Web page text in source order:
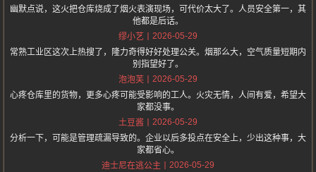
幽默点说，这火把仓库烧成了烟火表演现场，可代价太大了。人员安全第一，其
他都是后话。
缪小艺
2026-05-29
常熟工业区这次上热搜了，隆力奇得好好处理公关。烟那么大，空气质量短期内
别指望好了。
泡泡芙
2026-05-29
心疼仓库里的货物，更多心疼可能受影响的工人。火灾无情，人间有爱，希望大
家都没事。
土豆酱
2026-05-29
分析一下，可能是管理疏漏导致的。企业以后多投点在安全上，少出这种事，大
家都省心。
迪士尼在逃公主
2026-05-29